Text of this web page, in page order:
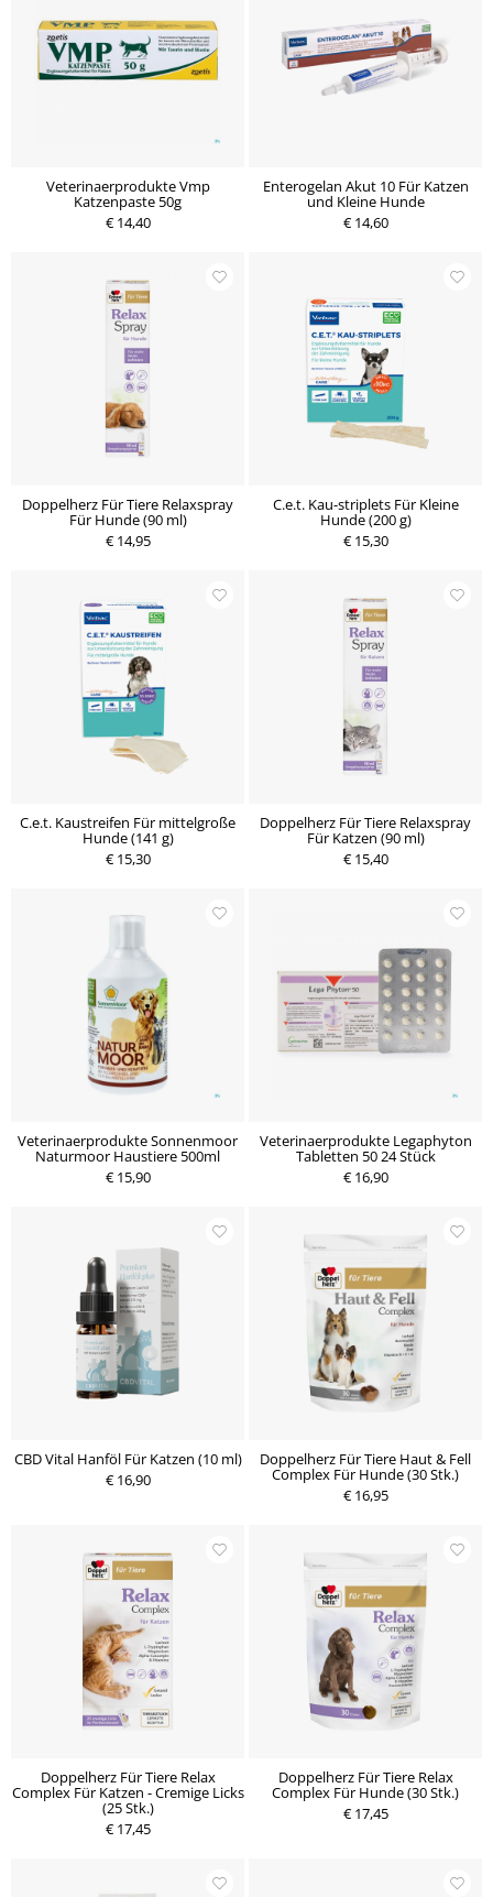
Veterinaerprodukte Vmp
Katzenpaste 50g
€ 14,40
Enterogelan Akut 10 Für Katzen
und Kleine Hunde
€ 14,60
Doppelherz Für Tiere Relaxspray
Für Hunde (90 ml)
€ 14,95
C.e.t. Kau-striplets Für Kleine
Hunde (200 g)
€ 15,30
C.e.t. Kaustreifen Für mittelgroße
Hunde (141 g)
€ 15,30
Doppelherz Für Tiere Relaxspray
Für Katzen (90 ml)
€ 15,40
Veterinaerprodukte Sonnenmoor
Naturmoor Haustiere 500ml
€ 15,90
Veterinaerprodukte Legaphyton
Tabletten 50 24 Stück
€ 16,90
CBD Vital Hanföl Für Katzen (10 ml)
€ 16,90
Doppelherz Für Tiere Haut & Fell
Complex Für Hunde (30 Stk.)
€ 16,95
Doppelherz Für Tiere Relax
Complex Für Katzen - Cremige Licks
(25 Stk.)
€ 17,45
Doppelherz Für Tiere Relax
Complex Für Hunde (30 Stk.)
€ 17,45